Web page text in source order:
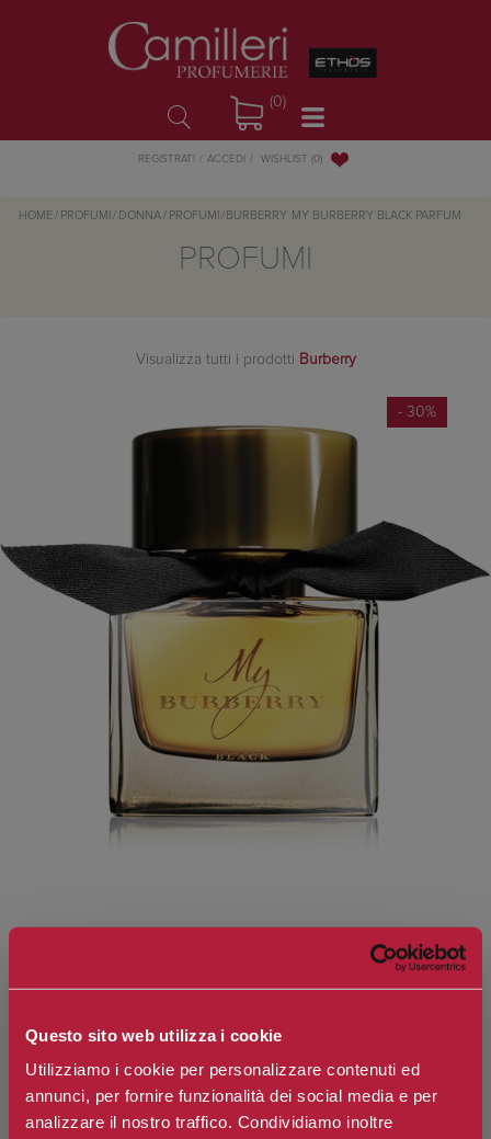
Questo sito web utilizza i cookie
Utilizziamo i cookie per personalizzare contenuti ed
annunci, per fornire funzionalità dei social media e per
analizzare il nostro traffico. Condividiamo inoltre
(0)
REGISTRATI ACCEDI WISHLIST (0)
HOME / PROFUMI / DONNA / PROFUMI / BURBERRY MY BURBERRY BLACK PARFUM
PROFUMI
Visualizza tutti i prodotti Burberry
- 30%
My Burberry Black Parfum
Marchio: Burberry